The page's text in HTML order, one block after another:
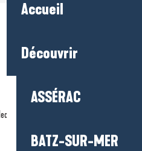
Accueil
Découvrir
ASSÉRAC
BATZ-SUR-MER